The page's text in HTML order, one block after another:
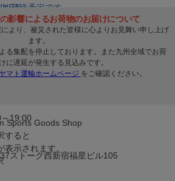
19:00
ストーク西新宿福星ビル105
は発送予定です。
で発送!! ※お取寄せ商品は対象外
すると
示されます。